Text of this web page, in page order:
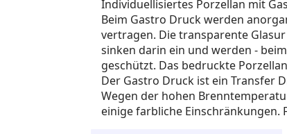
Individuellisiertes Porzellan mit
Beim Gastro Druck werden
vertragen. Die transparente
sinken darin ein und werden -
geschützt. Das bedruckte
Der Gastro Druck ist ein Transfer
Wegen der hohen
einige farbliche Einschränkungen.